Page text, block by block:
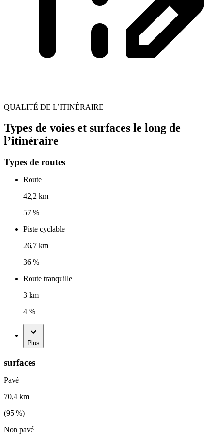
QUALITÉ DE L’ITINÉRAIRE
Types de voies et surfaces le long de
l’itinéraire
Types de routes
Route
42,2 km
57 %
Piste cyclable
26,7 km
36 %
Route tranquille
3 km
4 %
Plus
surfaces
Pavé
70,4 km
(95 %)
Non pavé